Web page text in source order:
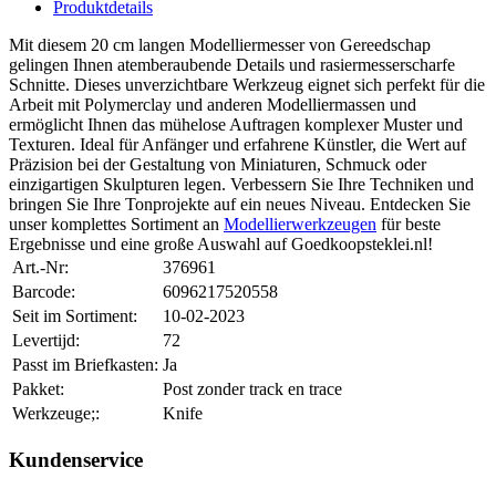
Produktdetails
Mit diesem 20 cm langen Modelliermesser von Gereedschap
gelingen Ihnen atemberaubende Details und rasiermesserscharfe
Schnitte. Dieses unverzichtbare Werkzeug eignet sich perfekt für die
Arbeit mit Polymerclay und anderen Modelliermassen und
ermöglicht Ihnen das mühelose Auftragen komplexer Muster und
Texturen. Ideal für Anfänger und erfahrene Künstler, die Wert auf
Präzision bei der Gestaltung von Miniaturen, Schmuck oder
einzigartigen Skulpturen legen. Verbessern Sie Ihre Techniken und
bringen Sie Ihre Tonprojekte auf ein neues Niveau. Entdecken Sie
unser komplettes Sortiment an Modellierwerkzeugen für beste
Ergebnisse und eine große Auswahl auf Goedkoopsteklei.nl!
Art.-Nr:
376961
Barcode:
6096217520558
Seit im Sortiment:
10-02-2023
Levertijd:
72
Passt im Briefkasten: Ja
Pakket:
Post zonder track en trace
Werkzeuge;:
Knife
Kundenservice